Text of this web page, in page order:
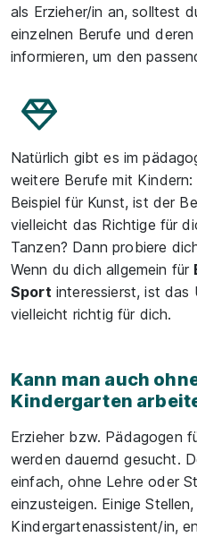
als Erzieher/in an, solltest
einzelnen Berufe und
informieren, um den
Natürlich gibt es im
weitere Berufe mit
Beispiel für Kunst, ist der
vielleicht das Richtige für
Tanzen? Dann probiere
Wenn du dich allgemein für
Sport interessierst, ist das
vielleicht richtig für dich.
Kann man auch
Kindergarten
Erzieher bzw. Pädagogen
werden dauernd gesucht.
einfach, ohne Lehre oder
einzusteigen. Einige
Kindergartenassistent/in,